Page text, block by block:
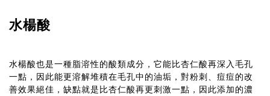
水楊酸
水楊酸也是一種脂溶性的酸類成分，它能比杏仁酸再深入毛孔
一點，因此能更溶解堆積在毛孔中的油垢，對粉刺、痘痘的改
善效果絕佳，缺點就是比杏仁酸再更刺激一點，因此添加的濃